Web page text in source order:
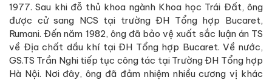
1977. Sau khi đỗ thủ khoa ngành Khoa học Trái Đất, ông
được cử sang NCS tại trường ĐH Tổng hợp Bucaret,
Rumani. Đến năm 1982, ông đã bảo vệ xuất sắc luận án TS
về Địa chất dầu khí tại ĐH Tổng hợp Bucaret. Về nước,
GS.TS Trần Nghi tiếp tục công tác tại Trường ĐH Tổng hợp
Hà Nội. Nơi đây, ông đã đảm nhiệm nhiều cương vị khác